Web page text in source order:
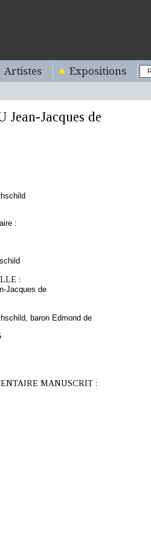
Artistes Expositions
Jean-Jacques de
:
:
Jacques de
baron Edmond de
MANUSCRIT :